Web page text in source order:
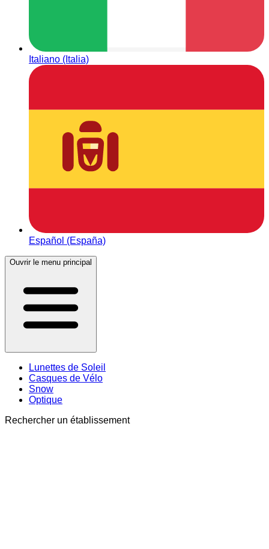
Italiano (Italia)
Español (España)
Ouvrir le menu principal
Lunettes de Soleil
Casques de Vélo
Snow
Optique
Rechercher un établissement